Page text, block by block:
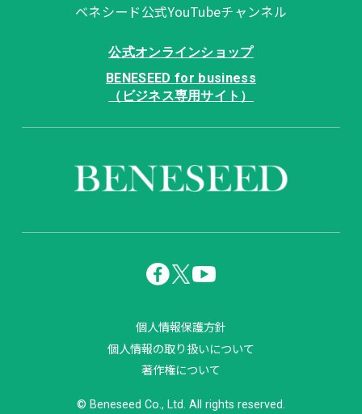
ベネシード公式YouTubeチャンネル
公式オンラインショップ
BENESEED for business
（ビジネス専用サイト）
個人情報保護方針
個人情報の取り扱いについて
著作権について
© Beneseed Co., Ltd. All rights reserved.